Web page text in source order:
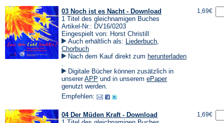
03 Noch ist es Nacht - Download
1 Titel des gleichnamigen Buches
Artikel-Nr.: DV16/0203
Eingespielt von: Horst Christill
Auch erhältlich als: Liederbuch,
Chorbuch
Nach dem Kauf direkt zum herunterladen
in
einem
neuen
Tab)
.
Digitale Bücher können zusätzlich in
unsererAPP (Öffnet
in
neuen
und in unserem ePaper(Öffnet
genutzt werden.
Empfehlen:
1,69€
04 Der Müden Kraft - Download
1,69€